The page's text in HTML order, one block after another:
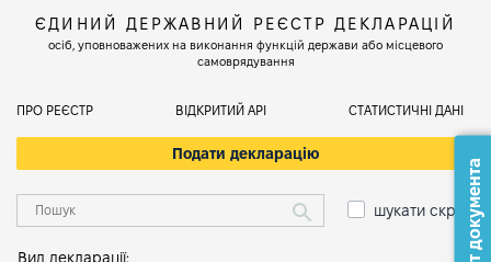
ЄДИНИЙ ДЕРЖАВНИЙ РЕЄСТР ДЕКЛАРАЦІЙ
осіб, уповноважених на виконання функцій держави або місцевого
самоврядування
ПРО РЕЄСТР ВІДКРИТИЙ АРІ СТАТИСТИЧНІ ДАНІ
Подати декларацію
шукати скрізь
Вид декларації: Зміст документа